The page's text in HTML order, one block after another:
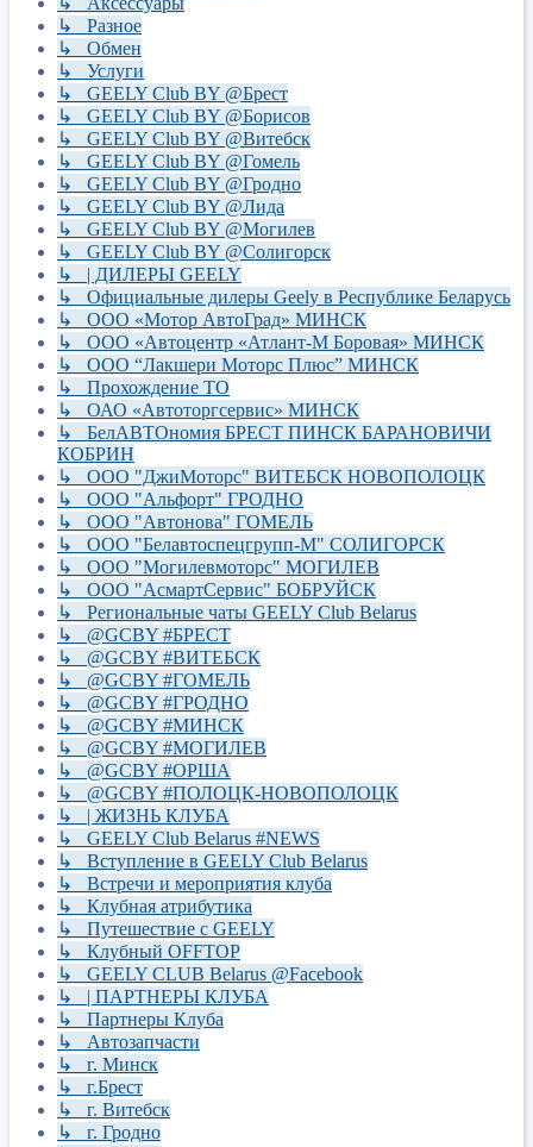
↳ Разное
↳ Обмен
↳ Услуги
↳ GEELY Club BY @Брест
↳ GEELY Club BY @Борисов
↳ GEELY Club BY @Витебск
↳ GEELY Club BY @Гомель
↳ GEELY Club BY @Гродно
↳ GEELY Club BY @Лида
↳ GEELY Club BY @Могилев
↳ GEELY Club BY @Солигорск
↳ | ДИЛЕРЫ GEELY
↳ Официальные дилеры Geely в Республике Беларусь
↳ ООО «Мотор АвтоГрад» МИНСК
↳ ООО «Автоцентр «Атлант-М Боровая» МИНСК
↳ ООО “Лакшери Моторс Плюс” МИНСК
↳ Прохождение ТО
↳ ОАО «Автоторгсервис» МИНСК
↳ БелАВТОномия БРЕСТ ПИНСК БАРАНОВИЧИ
КОБРИН
↳ ООО "ДжиМоторс" ВИТЕБСК НОВОПОЛОЦК
↳ ООО "Альфорт" ГРОДНО
↳ ООО "Автонова" ГОМЕЛЬ
↳ ООО "Белавтоспецгрупп-М" СОЛИГОРСК
↳ ООО "Могилевмоторс" МОГИЛЕВ
↳ ООО "АсмартСервис" БОБРУЙСК
↳ Региональные чаты GEELY Club Belarus
↳ @GCBY #БРЕСТ
↳ @GCBY #ВИТЕБСК
↳ @GCBY #ГОМЕЛЬ
↳ @GCBY #ГРОДНО
↳ @GCBY #МИНСК
↳ @GCBY #МОГИЛЕВ
↳ @GCBY #ОРША
↳ @GCBY #ПОЛОЦК-НОВОПОЛОЦК
↳ | ЖИЗНЬ КЛУБА
↳ GEELY Club Bеlarus #NEWS
↳ Вступление в GEELY Club Belarus
↳ Встречи и мероприятия клуба
↳ Клубная атрибутика
↳ Путешествие с GEELY
↳ Клубный OFFTOP
↳ GEELY CLUB Belarus @Facebook
↳ | ПАРТНЕРЫ КЛУБА
↳ Партнеры Клуба
↳ Автозапчасти
↳ г. Минск
↳ г.Брест
↳ г. Витебск
↳ г. Гродно